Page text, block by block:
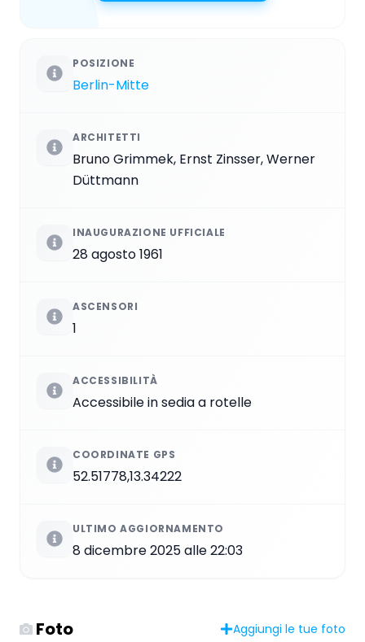
POSIZIONE
Berlin-Mitte
ARCHITETTI
Bruno Grimmek, Ernst Zinsser, Werner
Düttmann
INAUGURAZIONE UFFICIALE
28 agosto 1961
ASCENSORI
1
ACCESSIBILITÀ
Accessibile in sedia a rotelle
COORDINATE GPS
52.51778,13.34222
ULTIMO AGGIORNAMENTO
8 dicembre 2025 alle 22:03
Foto Aggiungi le tue foto